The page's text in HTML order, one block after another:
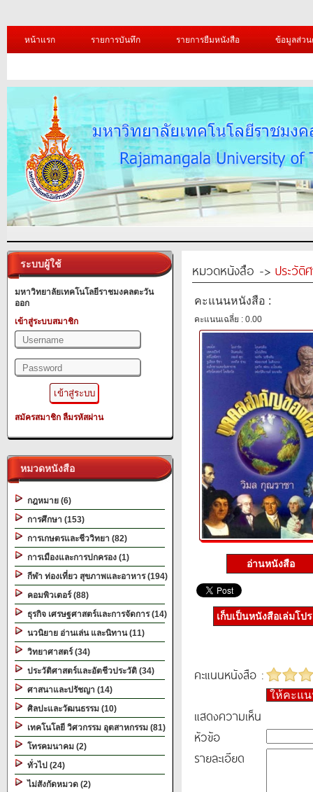
หน้าแรก รายการบันทึก รายการยืมหนังสือ ข้อมูลส่ว
ระบบผู้ใช้
มหาวิทยาลัยเทคโนโลยีราชมงคลตะวัน
ออก
เข้าสู่ระบบสมาชิก
สมัครสมาชิก ลืมรหัสผ่าน
หมวดหนังสือ
กฎหมาย (6)
การศึกษา (153)
การเกษตรและชีววิทยา (82)
การเมืองและการปกครอง (1)
กีฬา ท่องเที่ยว สุขภาพและอาหาร (194)
คอมพิวเตอร์ (88)
ธุรกิจ เศรษฐศาสตร์และการจัดการ (14)
นวนิยาย อ่านเล่น และนิทาน (11)
วิทยาศาสตร์ (34)
ประวัติศาสตร์และอัตชีวประวัติ (34)
ศาสนาและปรัชญา (14)
ศิลปะและวัฒนธรรม (10)
เทคโนโลยี วิศวกรรม อุตสาหกรรม (81)
โทรคมนาคม (2)
ทั่วไป (24)
ไม่สังกัดหมวด (2)
หมวดหนังสือ -> ประวัติ
คะแนนหนังสือ :
คะแนนเฉลี่ย : 0.00
อ่านหนังสือ
เก็บเป็นหนังสือเล่มโป
คะแนนหนังสือ :
ให้คะแ
แสดงความเห็น
หัวข้อ
รายละเอียด